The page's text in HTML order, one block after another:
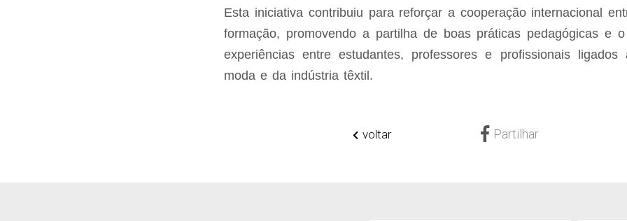
Esta iniciativa contribuiu para reforçar a cooperação internacional
formação, promovendo a partilha de boas práticas pedagógicas e
experiências entre estudantes, professores e profissionais
moda e da indústria têxtil.
voltar Partilhar